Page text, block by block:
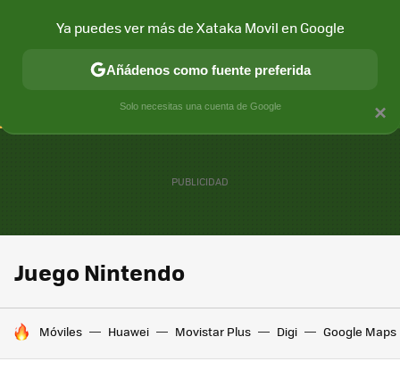
CONECTIVIDAD MÓVIL Y SOCIEDAD APLICACIONES
Juego Nintendo
HOY SE HABLA DE
Móviles Huawei Movistar Plus Digi Google Maps
×
Ya puedes ver más de Xataka Movil en Google
Añádenos como fuente preferida
Solo necesitas una cuenta de Google